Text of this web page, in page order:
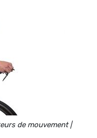
de mouvement |